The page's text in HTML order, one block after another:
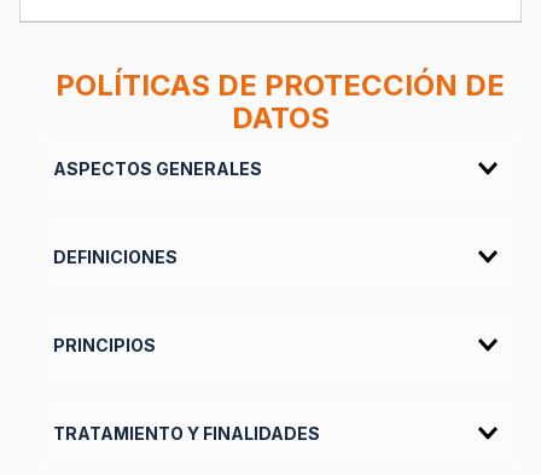
POLÍTICAS DE PROTECCIÓN DE
DATOS
ASPECTOS GENERALES
DEFINICIONES
PRINCIPIOS
TRATAMIENTO Y FINALIDADES